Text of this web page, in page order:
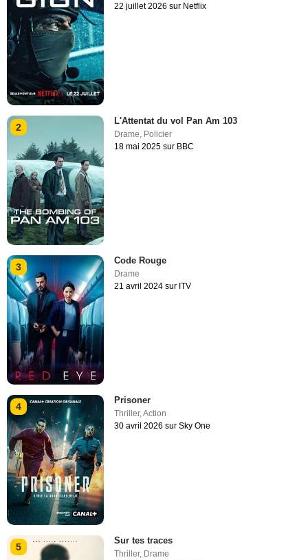
22 juillet 2026 sur Netflix
2
L'Attentat du vol Pan Am 103
Drame Policier
18 mai 2025 sur BBC
3
Code Rouge
Drame
21 avril 2024 sur ITV
4
Prisoner
Thriller,Action
30 avril 2026 sur Sky One
5
Sur tes traces
Thriller, Drame